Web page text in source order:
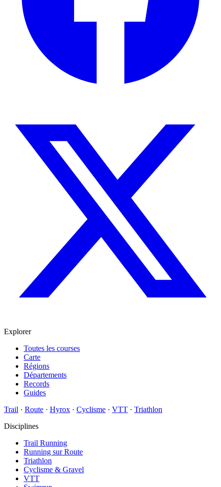
Explorer
Toutes les courses
Carte
Régions
Départements
Records
Guides
Trail · Route · Hyrox · Cyclisme · VTT · Triathlon
Disciplines
Trail Running
Running sur Route
Triathlon
Cyclisme & Gravel
VTT